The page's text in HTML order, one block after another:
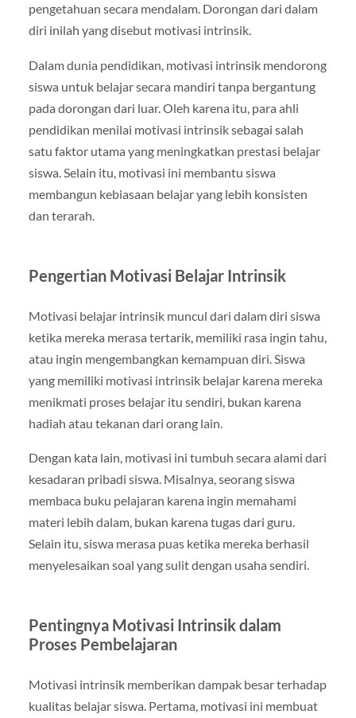
pengetahuan secara mendalam. Dorongan dari dalam
diri inilah yang disebut motivasi intrinsik.
Dalam dunia pendidikan, motivasi intrinsik mendorong
siswa untuk belajar secara mandiri tanpa bergantung
pada dorongan dari luar. Oleh karena itu, para ahli
pendidikan menilai motivasi intrinsik sebagai salah
satu faktor utama yang meningkatkan prestasi belajar
siswa. Selain itu, motivasi ini membantu siswa
membangun kebiasaan belajar yang lebih konsisten
dan terarah.
Pengertian Motivasi Belajar Intrinsik
Motivasi belajar intrinsik muncul dari dalam diri siswa
ketika mereka merasa tertarik, memiliki rasa ingin tahu,
atau ingin mengembangkan kemampuan diri. Siswa
yang memiliki motivasi intrinsik belajar karena mereka
menikmati proses belajar itu sendiri, bukan karena
hadiah atau tekanan dari orang lain.
Dengan kata lain, motivasi ini tumbuh secara alami dari
kesadaran pribadi siswa. Misalnya, seorang siswa
membaca buku pelajaran karena ingin memahami
materi lebih dalam, bukan karena tugas dari guru.
Selain itu, siswa merasa puas ketika mereka berhasil
menyelesaikan soal yang sulit dengan usaha sendiri.
Pentingnya Motivasi Intrinsik dalam
Proses Pembelajaran
Motivasi intrinsik memberikan dampak besar terhadap
kualitas belajar siswa. Pertama, motivasi ini membuat